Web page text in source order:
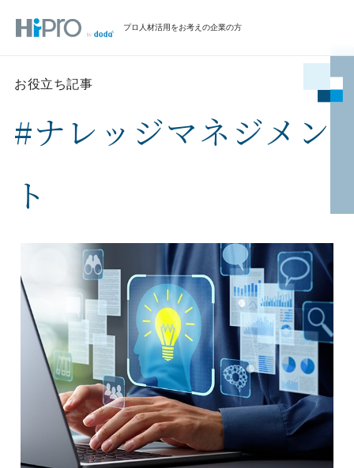
プロ人材活用をお考えの企業の方
お役立ち記事
#ナレッジマネジメン
ト